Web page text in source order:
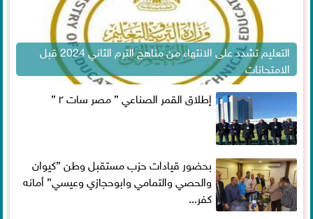
التعليم تشدد على الانتهاء من مناهج الترم الثاني 2024 قبل
الامتحانات
إطلاق القمر الصناعي ” مصر سات ٢ ”
بحضور قيادات حزب مستقبل وطن ”كيوان
والحصي والتمامي وابوحجازي وعيسي” أمانه
كفر...